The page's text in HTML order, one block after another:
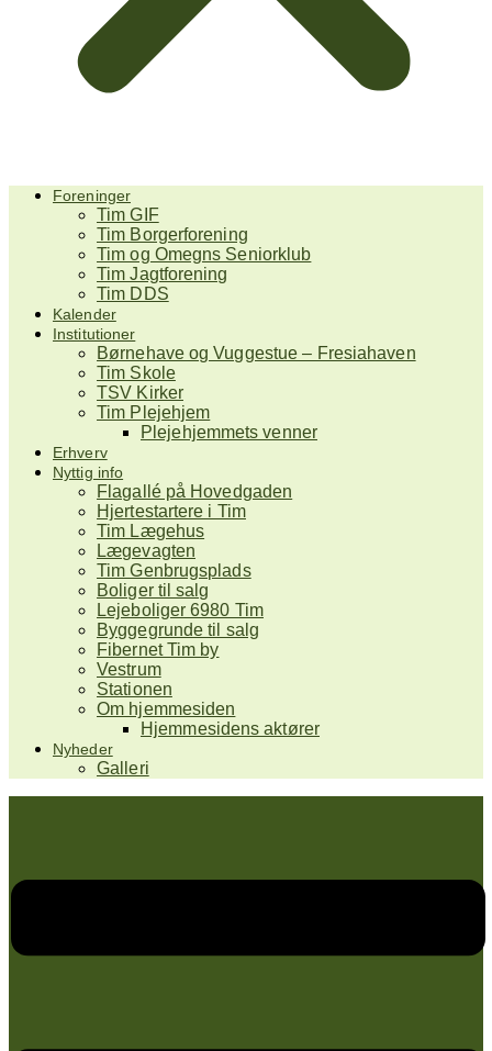
Foreninger
Tim GIF
Tim Borgerforening
Tim og Omegns Seniorklub
Tim Jagtforening
Tim DDS
Kalender
Institutioner
Børnehave og Vuggestue – Fresiahaven
Tim Skole
TSV Kirker
Tim Plejehjem
Plejehjemmets venner
Erhverv
Nyttig info
Flagallé på Hovedgaden
Hjertestartere i Tim
Tim Lægehus
Lægevagten
Tim Genbrugsplads
Boliger til salg
Lejeboliger 6980 Tim
Byggegrunde til salg
Fibernet Tim by
Vestrum
Stationen
Om hjemmesiden
Hjemmesidens aktører
Nyheder
Galleri